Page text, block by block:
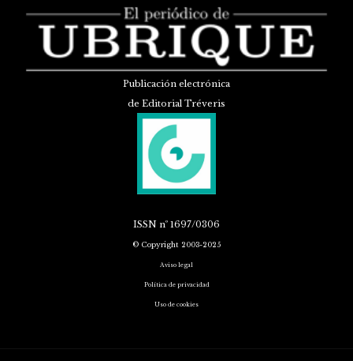
Publicación electrónica
de Editorial Tréveris
ISSN nº 1697/0306
© Copyright 2003-2025
Aviso legal
Política de privacidad
Uso de cookies